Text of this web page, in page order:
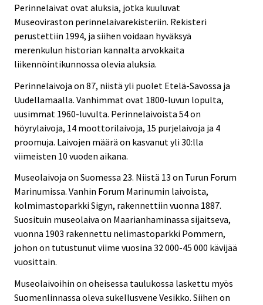
Perinnelaivat ovat aluksia, jotka kuuluvat
Museoviraston perinnelaivarekisteriin. Rekisteri
perustettiin 1994, ja siihen voidaan hyväksyä
merenkulun historian kannalta arvokkaita
liikennöintikunnossa olevia aluksia.
Perinnelaivoja on 87, niistä yli puolet Etelä-Savossa ja
Uudellamaalla. Vanhimmat ovat 1800-luvun lopulta,
uusimmat 1960-luvulta. Perinnelaivoista 54 on
höyrylaivoja, 14 moottorilaivoja, 15 purjelaivoja ja 4
proomuja. Laivojen määrä on kasvanut yli 30:lla
viimeisten 10 vuoden aikana.
Museolaivoja on Suomessa 23. Niistä 13 on Turun Forum
Marinumissa. Vanhin Forum Marinumin laivoista,
kolmimastoparkki Sigyn, rakennettiin vuonna 1887.
Suosituin museolaiva on Maarianhaminassa sijaitseva,
vuonna 1903 rakennettu nelimastoparkki Pommern,
johon on tutustunut viime vuosina 32 000-45 000 kävijää
vuosittain.
Museolaivoihin on oheisessa taulukossa laskettu myös
Suomenlinnassa oleva sukellusvene Vesikko. Siihen on